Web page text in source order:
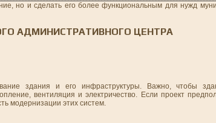
но и сделать его более функциональным для нужд
АДМИНИСТРАТИВНОГО ЦЕНТРА
здания и его инфраструктуры. Важно, чтобы
вентиляция и электричество. Если проект
модернизации этих систем.